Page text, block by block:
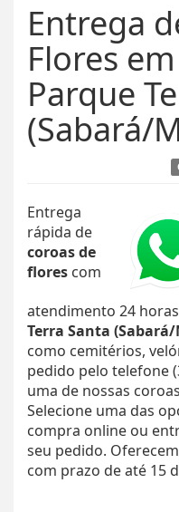
Entrega
Flores
Parque
(Sabará/
Entrega
rápida de
coroas de
flores com
atendimento 24
Terra Santa (Sabará/
como cemitérios,
pedido pelo telefone
uma de nossas
Selecione uma das
compra online ou
seu pedido.
com prazo de até 15